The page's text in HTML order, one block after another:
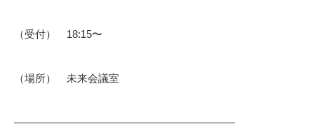
（受付） 18:15〜
（場所） 未来会議室
—————————————————————